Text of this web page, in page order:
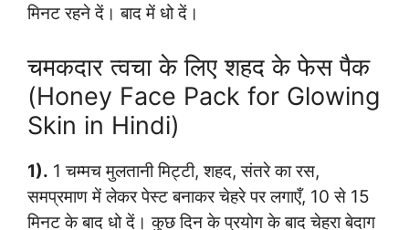
मिनट रहने दें। बाद में धो दें।
चमकदार त्वचा के लिए शहद के फेस पैक
(Honey Face Pack for Glowing
Skin in Hindi)
1). 1 चम्मच मुलतानी मिट्टी, शहद, संतरे का रस,
समप्रमाण में लेकर पेस्ट बनाकर चेहरे पर लगाएँ, 10 से 15
मिनट के बाद धो दें। कुछ दिन के प्रयोग के बाद चेहरा बेदाग